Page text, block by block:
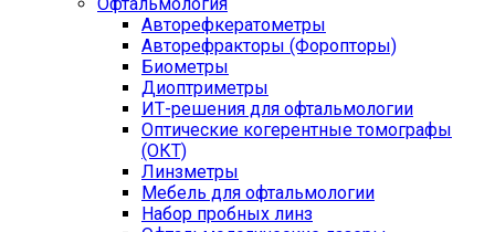
Авторефкератометры
Авторефракторы (Форопторы)
Биометры
Диоптриметры
ИТ-решения для офтальмологии
Оптические когерентные томографы
(ОКТ)
Линзметры
Мебель для офтальмологии
Набор пробных линз